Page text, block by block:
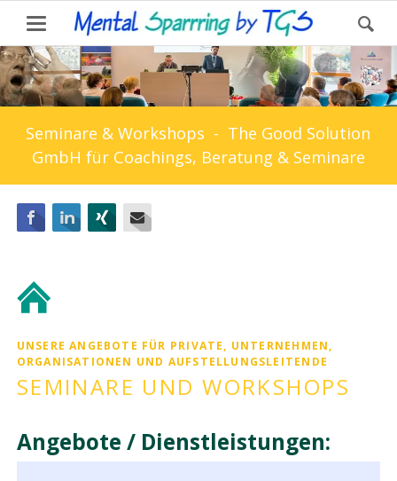
Seminare & Workshops - The Good Solution
GmbH für Coachings, Beratung & Seminare
FacebookLinkedIn Xing
UNSERE ANGEBOTE FÜR PRIVATE, UNTERNEHMEN,
ORGANISATIONEN UND AUFSTELLUNGSLEITENDE
SEMINARE UND WORKSHOPS
Angebote / Dienstleistungen: